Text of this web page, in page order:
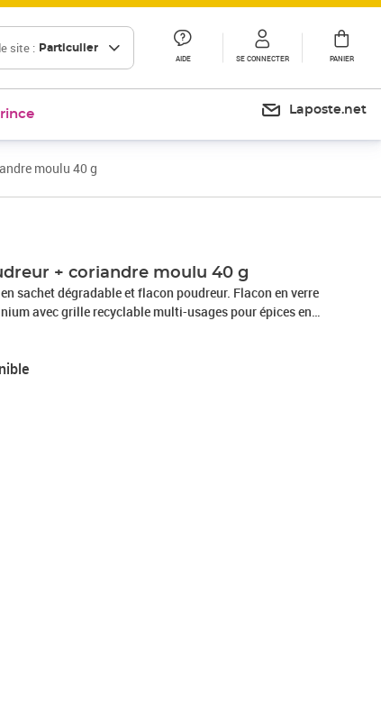
site : Particulier
AIDE SE CONNECTER PANIER
Laposte.net
moulu 40 g
+ coriandre moulu 40 g
sachet dégradable et flacon poudreur. Flacon en verre
avec grille recyclable multi-usages pour épices en
Sa forme carrée permet de gagner de la place dans
moulue bio 40 g est emballé dans une